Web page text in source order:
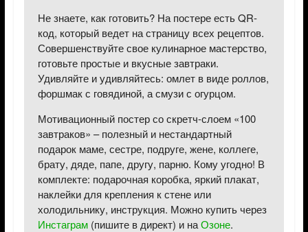
Не знаете, как готовить? На постере есть QR-
код, который ведет на страницу всех рецептов.
Совершенствуйте свое кулинарное мастерство,
готовьте простые и вкусные завтраки.
Удивляйте и удивляйтесь: омлет в виде роллов,
форшмак с говядиной, а смузи с огурцом.
Мотивационный постер со скретч-слоем «100
завтраков» – полезный и нестандартный
подарок маме, сестре, подруге, жене, коллеге,
брату, дяде, папе, другу, парню. Кому угодно! В
комплекте: подарочная коробка, яркий плакат,
наклейки для крепления к стене или
холодильнику, инструкция. Можно купить через
Инстаграм(пишите в директ) и наОзоне.